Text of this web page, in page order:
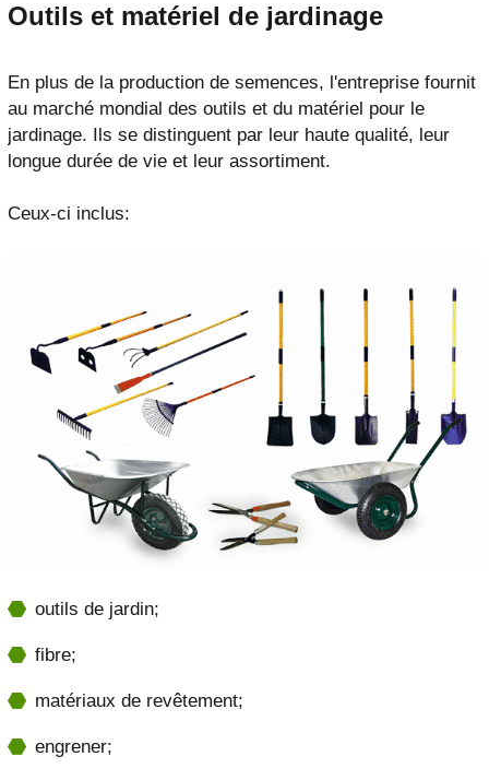
Outils et matériel de jardinage
En plus de la production de semences, l'entreprise fournit
au marché mondial des outils et du matériel pour le
jardinage. Ils se distinguent par leur haute qualité, leur
longue durée de vie et leur assortiment.
Ceux-ci inclus:
outils de jardin;
fibre;
matériaux de revêtement;
engrener;